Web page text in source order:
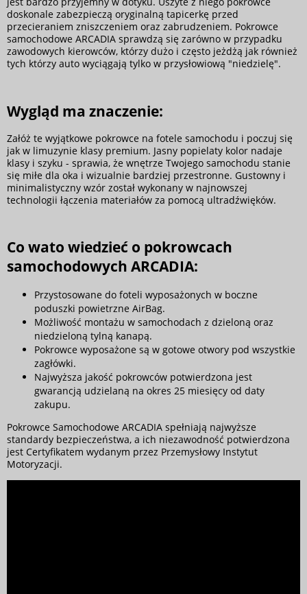
doskonale zabezpieczą oryginalną tapicerkę przed
przecieraniem zniszczeniem oraz zabrudzeniem. Pokrowce
samochodowe ARCADIA sprawdzą się zarówno w przypadku
zawodowych kierowców, którzy dużo i często jeżdżą jak również
tych którzy auto wyciągają tylko w przysłowiową "niedzielę".
Wygląd ma znaczenie:
Załóż te wyjątkowe pokrowce na fotele samochodu i poczuj się
jak w limuzynie klasy premium. Jasny popielaty kolor nadaje
klasy i szyku - sprawia, że wnętrze Twojego samochodu stanie
się miłe dla oka i wizualnie bardziej przestronne. Gustowny i
minimalistyczny wzór został wykonany w najnowszej
technologii łączenia materiałów za pomocą ultradźwięków.
Co wato wiedzieć o pokrowcach
samochodowych ARCADIA:
Przystosowane do foteli wyposażonych w boczne
poduszki powietrzne AirBag.
Możliwość montażu w samochodach z dzieloną oraz
niedzieloną tylną kanapą.
Pokrowce wyposażone są w gotowe otwory pod wszystkie
zagłówki.
Najwyższa jakość pokrowców potwierdzona jest
gwarancją udzielaną na okres 25 miesięcy od daty
zakupu.
Pokrowce Samochodowe ARCADIA spełniają najwyższe
standardy bezpieczeństwa, a ich niezawodność potwierdzona
jest Certyfikatem wydanym przez Przemysłowy Instytut
Motoryzacji.